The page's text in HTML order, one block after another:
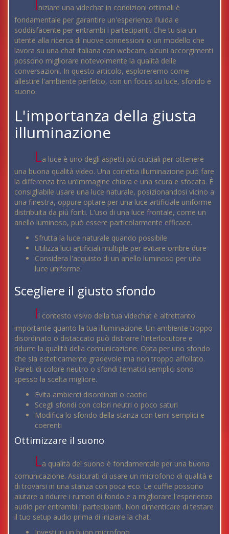
niziare una videchat in condizioni ottimali è
fondamentale per garantire un'esperienza fluida e
soddisfacente per entrambi i partecipanti. Che tu sia un
utente alla ricerca di nuove connessioni o un modello che
lavora su una chat italiana con webcam, alcuni accorgimenti
possono migliorare notevolmente la qualità delle
conversazioni. In questo articolo, esploreremo come
allestire l'ambiente perfetto, con un focus su luce, sfondo e
suono.
L'importanza della giusta
illuminazione
La luce è uno degli aspetti più cruciali per ottenere
una buona qualità video. Una corretta illuminazione può fare
la differenza tra un’immagine chiara e una scura e sfocata. È
consigliabile usare una luce naturale, posizionandosi vicino a
una finestra, oppure optare per una luce artificiale uniforme
distribuita da più fonti. L'uso di una luce frontale, come un
anello luminoso, può essere particolarmente efficace.
Sfrutta la luce naturale quando possibile
Utilizza luci artificiali multiple per evitare ombre dure
Considera l'acquisto di un anello luminoso per una
luce uniforme
Scegliere il giusto sfondo
Il contesto visivo della tua videchat è altrettanto
importante quanto la tua illuminazione. Un ambiente troppo
disordinato o distaccato può distrarre l'interlocutore e
ridurre la qualità della comunicazione. Opta per uno sfondo
che sia esteticamente gradevole ma non troppo affollato.
Pareti di colore neutro o sfondi tematici semplici sono
spesso la scelta migliore.
Evita ambienti disordinati o caotici
Scegli sfondi con colori neutri o poco saturi
Modifica lo sfondo della stanza con temi semplici e
coerenti
Ottimizzare il suono
La qualità del suono è fondamentale per una buona
comunicazione. Assicurati di usare un microfono di qualità e
di trovarsi in una stanza con poca eco. Le cuffie possono
aiutare a ridurre i rumori di fondo e a migliorare l'esperienza
audio per entrambi i partecipanti. Non dimenticare di testare
il tuo setup audio prima di iniziare la chat.
Investi in un buon microfono